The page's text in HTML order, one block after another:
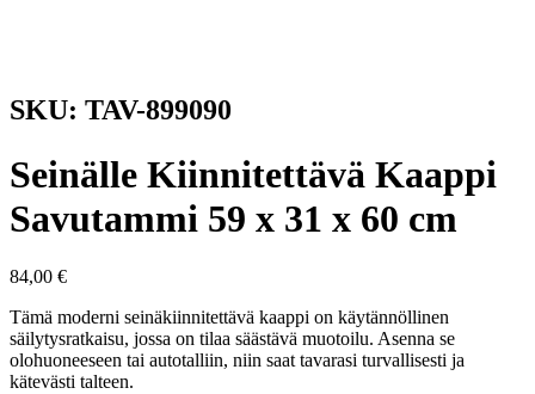
SKU: TAV-899090
Seinälle Kiinnitettävä Kaappi
Savutammi 59 x 31 x 60 cm
84,00 €
Tämä moderni seinäkiinnitettävä kaappi on käytännöllinen
säilytysratkaisu, jossa on tilaa säästävä muotoilu. Asenna se
olohuoneeseen tai autotalliin, niin saat tavarasi turvallisesti ja
kätevästi talteen.